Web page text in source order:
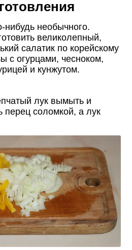
нибудь необычного.
великолепный,
салатик по корейскому
с огурцами, чесноком,
и кунжутом.
лук вымыть и
перец соломкой, а лук